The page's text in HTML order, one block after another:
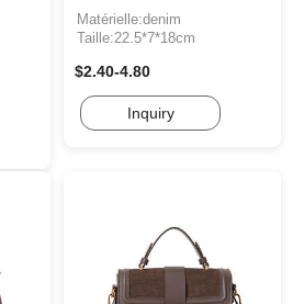
Matérielle:denim
Taille:22.5*7*18cm
$2.40-4.80
Inquiry